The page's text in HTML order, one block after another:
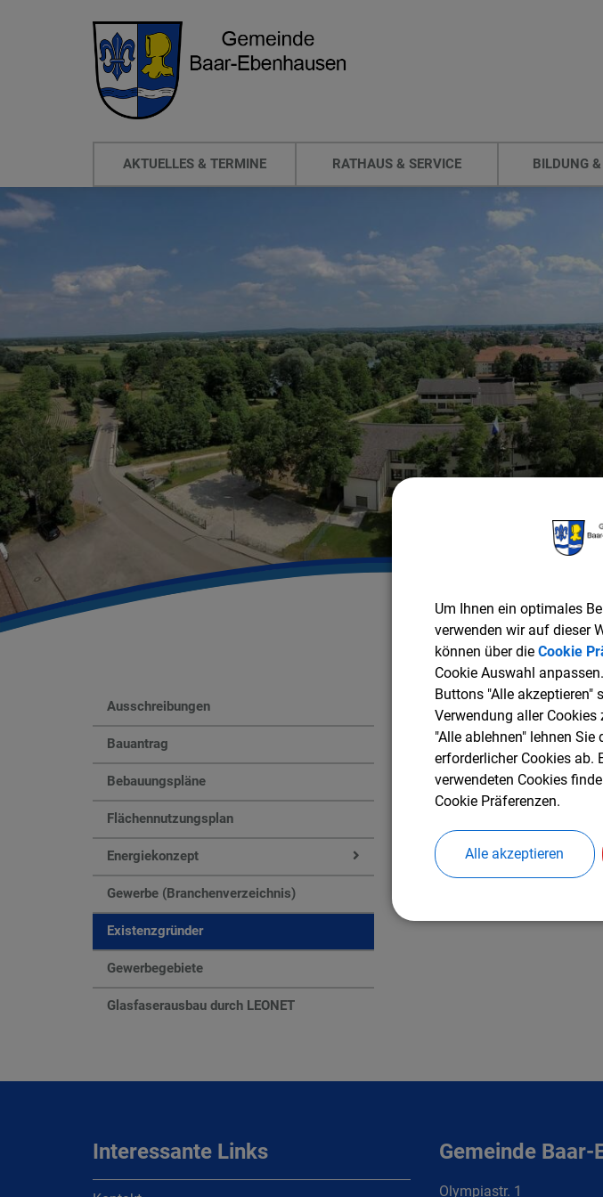
AKTUELLES & TERMINE RATHAUS & SERVICE BILDUNG
Ausschreibungen
Bauantrag
Bebauungspläne
Flächennutzungsplan
Energiekonzept
Gewerbe (Branchenverzeichnis)
Existenzgründer
Gewerbegebiete
Glasfaserausbau durch LEONET
Gemeinde Baar-
Steuerliche Formulare für
Kapitalgesellschaften
https://
Interessante Links Gemeinde Baar-
Olympiastr. 1
Um Ihnen ein optimales
verwenden wir auf dieser
können über die Cookie
Cookie Auswahl
Buttons "Alle akzeptieren"
Verwendung aller
"Alle ablehnen" lehnen
erforderlicher Cookies ab.
verwendeten Cookies
Cookie Präferenzen.
Alle akzeptieren